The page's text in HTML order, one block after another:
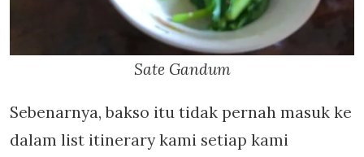
Sate Gandum
Sebenarnya, bakso itu tidak pernah masuk ke
dalam list itinerary kami setiap kami